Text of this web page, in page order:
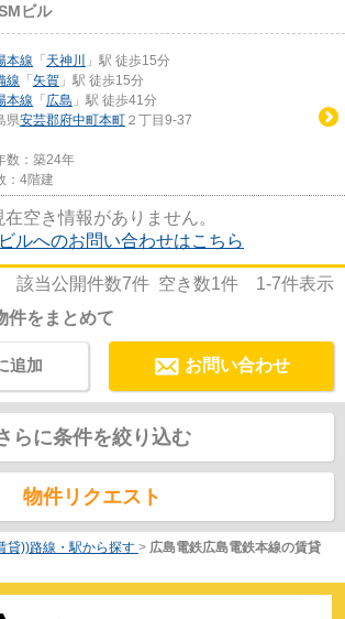
ビル
本線 「天神川
」駅 徒歩15分
線 「矢賀 」駅 徒歩15分
本線 「広島 」駅 徒歩41分
県安芸郡府中町本町 ２丁目9-37
数：築24年
：4階建
在空き情報がありません。
ルへのお問い合わせはこちら
該当公開件数7件 空き数1件 1-7件表示
件をまとめて
お問い合わせ
追加
らに条件を絞り込む
物件リクエスト
貸))路線・駅から探す > 広島電鉄広島電鉄本線の賃貸